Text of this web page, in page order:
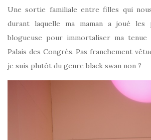
Une sortie familiale entre filles qui
durant laquelle ma maman a joué les
blogueuse pour immortaliser ma tenue
Palais des Congrès. Pas franchement
je suis plutôt du genre black swan non ?